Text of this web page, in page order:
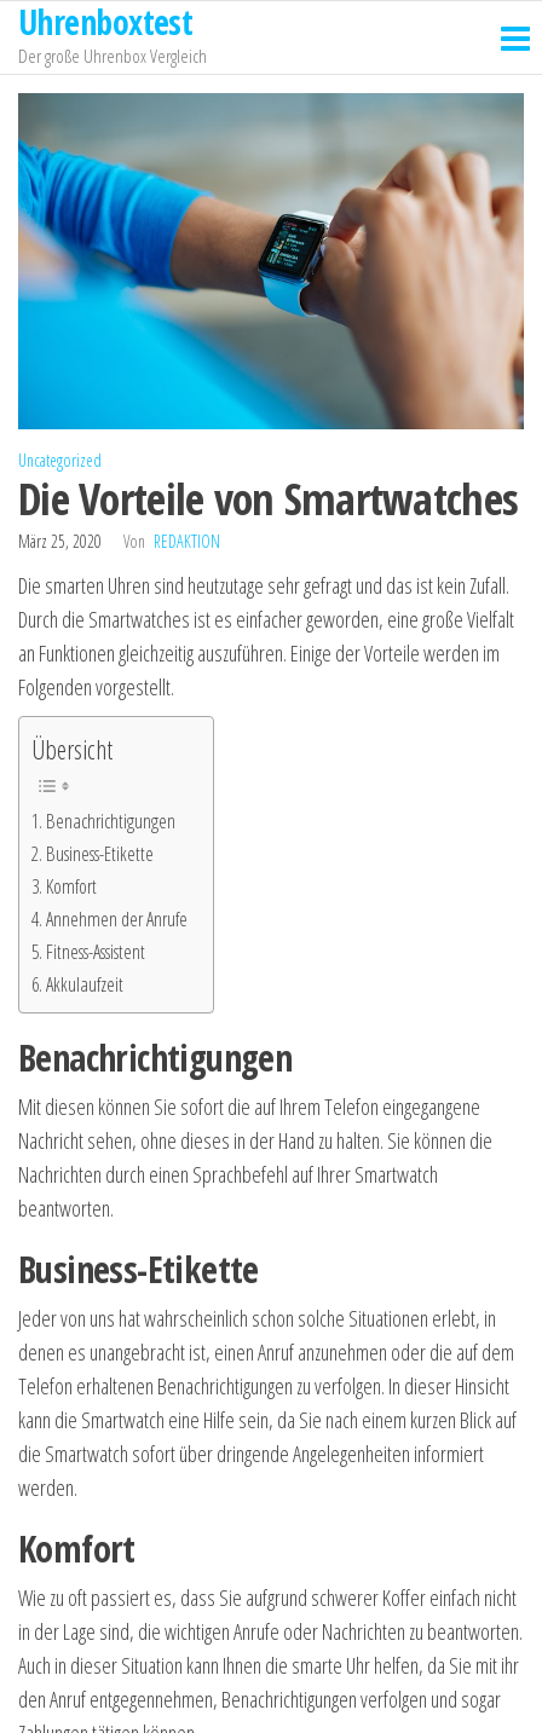
Zum
Inhalt
springen
Uhrenboxtest
Der große Uhrenbox Vergleich
Uncategorized
Die Vorteile von Smartwatches
März 25, 2020 Von REDAKTION
Die smarten Uhren sind heutzutage sehr gefragt und das ist kein Zufall.
Durch die Smartwatches ist es einfacher geworden, eine große Vielfalt
an Funktionen gleichzeitig auszuführen. Einige der Vorteile werden im
Folgenden vorgestellt.
Übersicht
Benachrichtigungen
Business-Etikette
Komfort
Annehmen der Anrufe
Fitness-Assistent
Akkulaufzeit
Benachrichtigungen
Mit diesen können Sie sofort die auf Ihrem Telefon eingegangene
Nachricht sehen, ohne dieses in der Hand zu halten. Sie können die
Nachrichten durch einen Sprachbefehl auf Ihrer Smartwatch
beantworten.
Business-Etikette
Jeder von uns hat wahrscheinlich schon solche Situationen erlebt, in
denen es unangebracht ist, einen Anruf anzunehmen oder die auf dem
Telefon erhaltenen Benachrichtigungen zu verfolgen. In dieser Hinsicht
kann die Smartwatch eine Hilfe sein, da Sie nach einem kurzen Blick auf
die Smartwatch sofort über dringende Angelegenheiten informiert
werden.
Komfort
Wie zu oft passiert es, dass Sie aufgrund schwerer Koffer einfach nicht
in der Lage sind, die wichtigen Anrufe oder Nachrichten zu beantworten.
Auch in dieser Situation kann Ihnen die smarte Uhr helfen, da Sie mit ihr
den Anruf entgegennehmen, Benachrichtigungen verfolgen und sogar